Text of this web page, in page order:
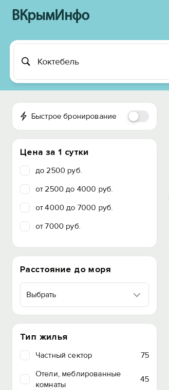
ВКрымИнфо
Быстрое бронирование
Цена за 1 сутки
до 2500 руб.
от 2500 до 4000 руб.
от 4000 до 7000 руб.
от 7000 руб.
Расстояние до моря
Выбрать
Тип жилья
Частный сектор
75
Отели, меблированные
комнаты
45